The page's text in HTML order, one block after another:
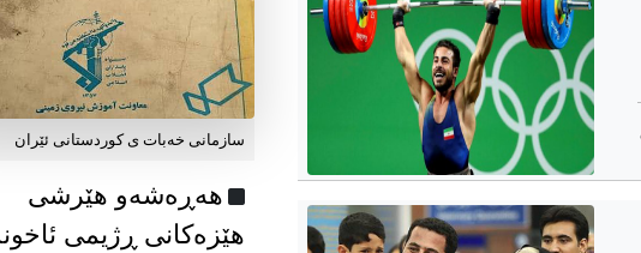
سازمانی خەبات ی كوردستانی ئێران
هەڕەشەو هێرشی
هێزەکانی ڕژیمی